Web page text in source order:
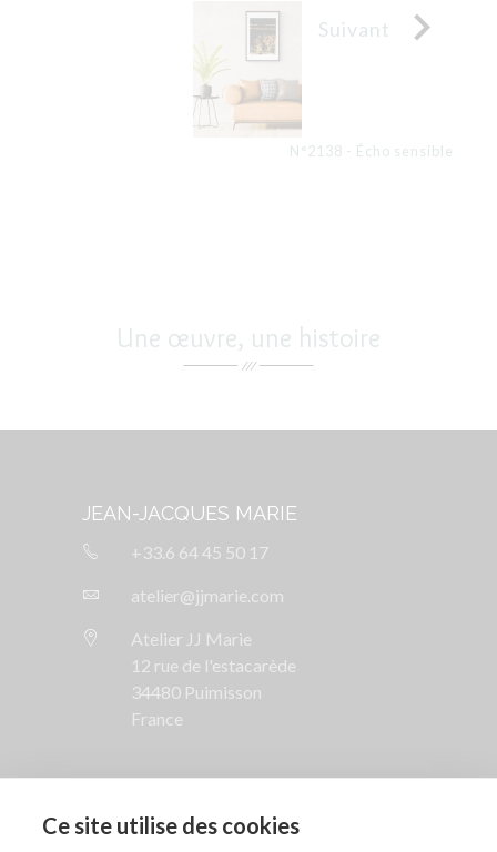
Ce site utilise des cookies
Suivant 
N°2138 - Écho sensible
Une œuvre, une histoire
JEAN-JACQUES MARIE
+33.6 64 45 50 17
atelier@jjmarie.com
Atelier JJ Marie
12 rue de l'estacarède
34480 Puimisson
France